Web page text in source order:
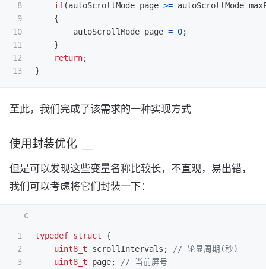
8
9
10
11
12
if(autoScrollMode_page >=
{
autoScrollMode_page = 0;
}
return;
}
至此，我们完成了该需求的一种实现方式
使用封装优化
但是可以发现这些变量名称比较长，不直观，易出错，
我们可以考虑将它们封装一下：
1
2
3
typedef struct
{
uint8_t
scrollIntervals ;
// 轮显周期(秒)
uint8_t
page;
// 当前屏号